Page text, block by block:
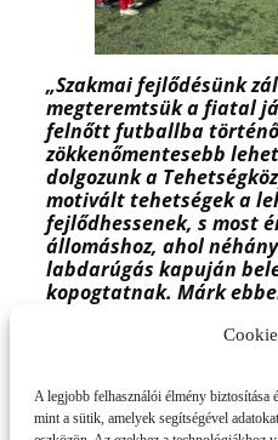
A legjobb felhasználói élmény biztosítása
mint a sütik, amelyek segítségével
„Szakmai fejlődésünk
megteremtsük a fiatal
felnőtt futballba történő
zökkenőmentesebb
dolgozunk a
motivált tehetségek a
fejlődhessenek, s most
állomáshoz, ahol
labdarúgás kapuján
kopogtatnak. Márk
játékosainknak. Öröm
tehetségek útját.” –
igazgató.